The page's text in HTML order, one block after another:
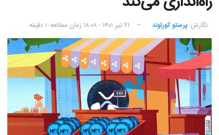
نگارش:‌ پرستو کوراوند ۲۱ تیر ۱۴۰۱ - ۱۸:۰۸ زمان مطالعه: ۱ دقیقه